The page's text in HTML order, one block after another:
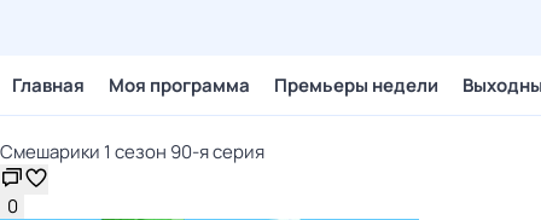
Главная Моя программа Премьеры недели
Смешарики 1 сезон 90-я серия
0